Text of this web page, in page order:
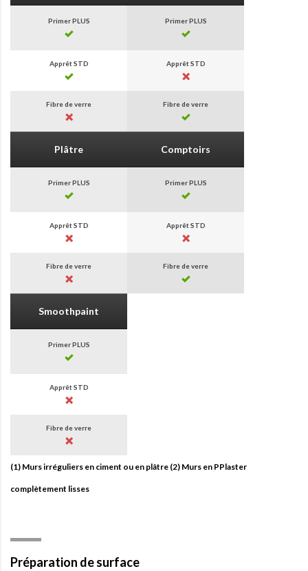
Primer PLUS
Apprêt STD
Fibre de verre
Primer PLUS
Apprêt STD
Fibre de verre
Plâtre
Primer PLUS
Apprêt STD
Fibre de verre
Comptoirs
Primer PLUS
Apprêt STD
Fibre de verre
Smoothpaint
Primer PLUS
Apprêt STD
Fibre de verre
(1) Murs irréguliers en ciment ou en plâtre (2) Murs en PPlaster
complètement lisses
Préparation de surface